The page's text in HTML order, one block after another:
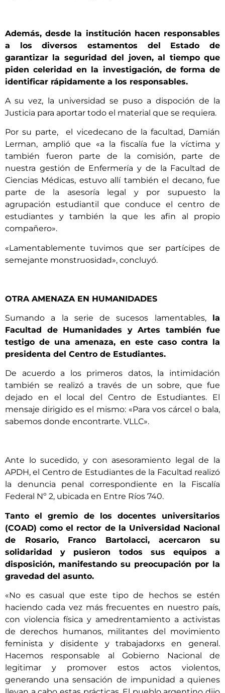
Además, desde la institución hacen responsables
a los diversos estamentos del Estado de
garantizar la seguridad del joven, al tiempo que
piden celeridad en la investigación, de forma de
identificar rápidamente a los responsables.
A su vez, la universidad se puso a dispoción de la
Justicia para aportar todo el material que se requiera.
Por su parte,
el vicedecano de la facultad, Damián
Lerman, amplió que «a la fiscalía fue la víctima y
también fueron parte de la comisión, parte de
nuestra gestión de Enfermería y de la Facultad de
Ciencias Médicas, estuvo allí también el decano, fue
parte de la asesoría legal y por supuesto la
agrupación estudiantil que conduce el centro de
estudiantes y también la que les afin al propio
compañero».
«Lamentablemente tuvimos que ser partícipes de
semejante monstruosidad», concluyó.
OTRA AMENAZA EN HUMANIDADES
Sumando a la serie de sucesos lamentables, la
Facultad de Humanidades y Artes también fue
testigo de una amenaza, en este caso contra la
presidenta del Centro de Estudiantes.
De acuerdo a los primeros datos, la intimidación
también se realizó a través de un sobre, que fue
dejado en el local del Centro de Estudiantes. El
mensaje dirigido es el mismo: «Para vos cárcel o bala,
sabemos donde encontrarte. VLLC».
Ante lo sucedido, y con asesoramiento legal de la
APDH, el Centro de Estudiantes de la Facultad realizó
la denuncia penal correspondiente en la Fiscalía
Federal Nº 2, ubicada en Entre Ríos 740.
Tanto el gremio de los docentes universitarios
(COAD) como el rector de la Universidad Nacional
de Rosario, Franco Bartolacci, acercaron su
solidaridad y pusieron todos sus equipos a
disposición, manifestando su preocupación por la
gravedad del asunto.
«No es casual que este tipo de hechos se estén
haciendo cada vez más frecuentes en nuestro país,
con violencia física y amedrentamiento a activistas
de derechos humanos, militantes del movimiento
feminista y disidente y trabajadorxs en general.
Hacemos responsable al Gobierno Nacional de
legitimar y promover estos actos violentos,
generando una sensación de impunidad a quienes